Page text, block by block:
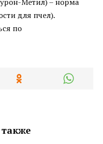
для пчел).
по